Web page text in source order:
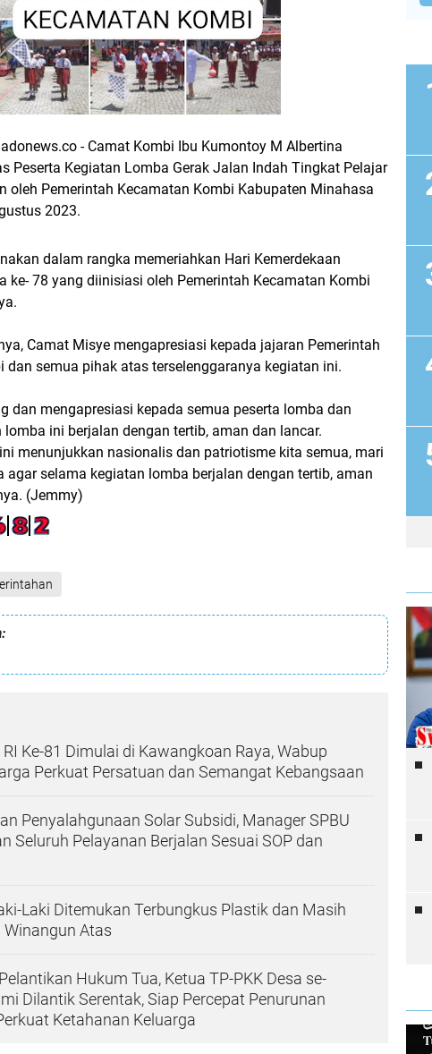
- Camat Kombi Ibu Kumontoy M Albertina
Peserta Kegiatan Lomba Gerak Jalan Indah Tingkat Pelajar
oleh Pemerintah Kecamatan Kombi Kabupaten Minahasa
2023.
dalam rangka memeriahkan Hari Kemerdekaan
ke- 78 yang diinisiasi oleh Pemerintah Kecamatan Kombi
Camat Misye mengapresiasi kepada jajaran Pemerintah
dan semua pihak atas terselenggaranya kegiatan ini.
dan mengapresiasi kepada semua peserta lomba dan
lomba ini berjalan dengan tertib, aman dan lancar.
menunjukkan nasionalis dan patriotisme kita semua, mari
agar selama kegiatan lomba berjalan dengan tertib, aman
(Jemmy)
Ke-81 Dimulai di Kawangkoan Raya, Wabup
Perkuat Persatuan dan Semangat Kebangsaan
Penyalahgunaan Solar Subsidi, Manager SPBU
Seluruh Pelayanan Berjalan Sesuai SOP dan
Laki Ditemukan Terbungkus Plastik dan Masih
Atas
Hukum Tua, Ketua TP-PKK Desa se-
Dilantik Serentak, Siap Percepat Penurunan
Ketahanan Keluarga